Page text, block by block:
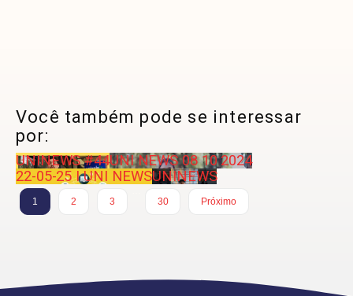
Você também pode se interessar
por:
UNINEWS #44UNI NEWS 08 10 2024
22-05-25 I UNI NEWSUNINEWS
1 2 3
30
Próximo